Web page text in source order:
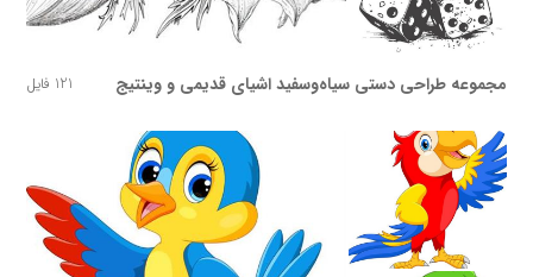
مجموعه طراحی دستی سیاه‌وسفید اشیای قدیمی و وینتیج 121 فایل